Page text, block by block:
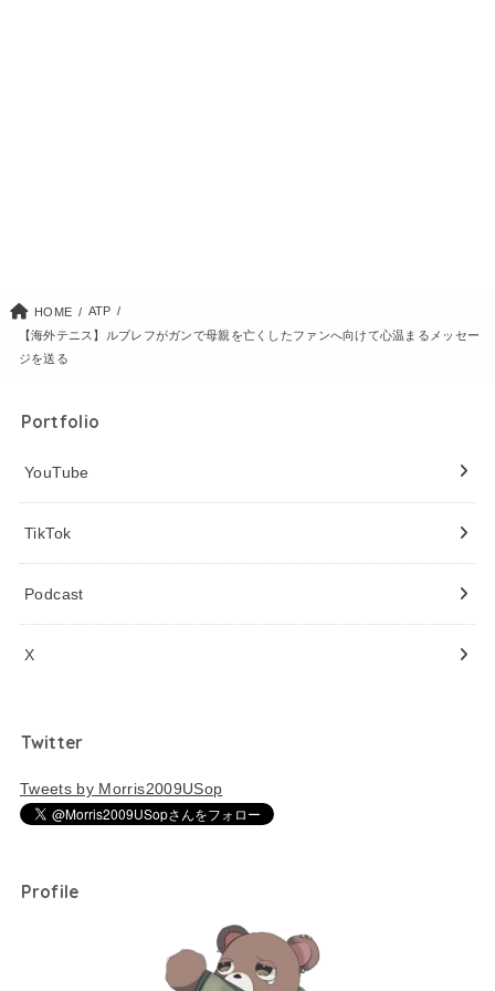
HOME
ATP
【海外テニス】ルブレフがガンで母親を亡くしたファンへ向けて心温まるメッセー
ジを送る
Portfolio
YouTube
TikTok
Podcast
X
Twitter
Tweets by Morris2009USop
Profile